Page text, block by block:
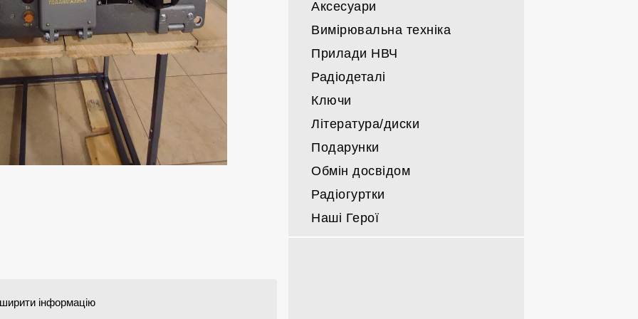
інформацію
Інші радіо лампи
Аксесуари
Вимірювальна техніка
Прилади НВЧ
Радіодеталі
Ключи
Література/диски
Подарунки
Обмін досвідом
Радіогуртки
Наші Герої